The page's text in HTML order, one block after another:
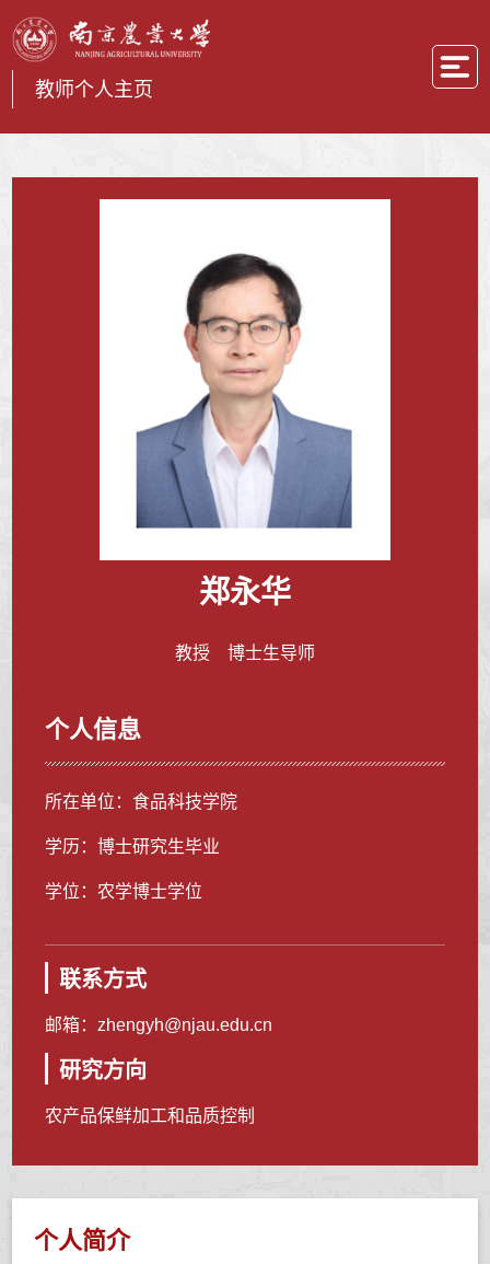
教师个人主页
郑永华
教授 博士生导师
个人信息
所在单位：食品科技学院
学历：博士研究生毕业
学位：农学博士学位
联系方式
邮箱： zhengyh@njau.edu.cn
研究方向
农产品保鲜加工和品质控制
个人简介